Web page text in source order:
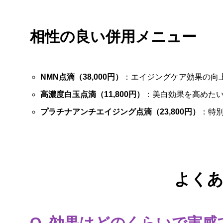
相性の良い併用メニュー
NMN点滴（38,000円） ：エイジングケア効果の向
高濃度白玉点滴（11,800円） ：美白効果を高めた
プラチナアンチエイジング点滴（23,800円） ：特
よく